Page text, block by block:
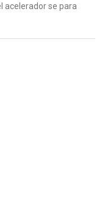
acelerador se para